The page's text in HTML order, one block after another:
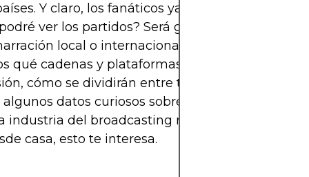
Y claro, los fanáticos ya se preguntan: en
ver los partidos? Será gratis o solo por
local o internacional? En este artículo te
qué cadenas y plataformas tienen los
cómo se dividirán entre televisión abierta,
datos curiosos sobre las cifras
industria del broadcasting mundialista. Si vas a
casa, esto te interesa.